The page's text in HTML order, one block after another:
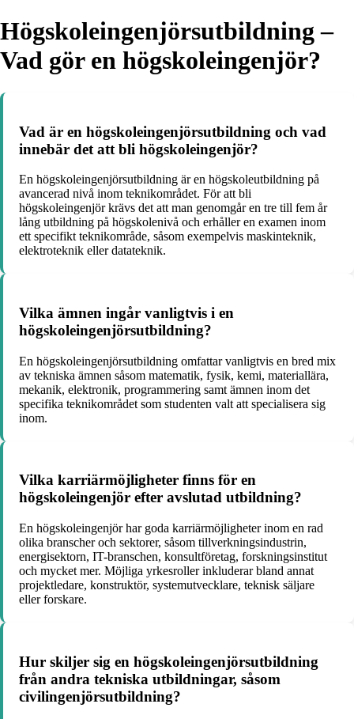
Högskoleingenjörsutbildning –
Vad gör en högskoleingenjör?
Vad är en högskoleingenjörsutbildning och vad
innebär det att bli högskoleingenjör?
En högskoleingenjörsutbildning är en högskoleutbildning på
avancerad nivå inom teknikområdet. För att bli
högskoleingenjör krävs det att man genomgår en tre till fem år
lång utbildning på högskolenivå och erhåller en examen inom
ett specifikt teknikområde, såsom exempelvis maskinteknik,
elektroteknik eller datateknik.
Vilka ämnen ingår vanligtvis i en
högskoleingenjörsutbildning?
En högskoleingenjörsutbildning omfattar vanligtvis en bred mix
av tekniska ämnen såsom matematik, fysik, kemi, materiallära,
mekanik, elektronik, programmering samt ämnen inom det
specifika teknikområdet som studenten valt att specialisera sig
inom.
Vilka karriärmöjligheter finns för en
högskoleingenjör efter avslutad utbildning?
En högskoleingenjör har goda karriärmöjligheter inom en rad
olika branscher och sektorer, såsom tillverkningsindustrin,
energisektorn, IT-branschen, konsultföretag, forskningsinstitut
och mycket mer. Möjliga yrkesroller inkluderar bland annat
projektledare, konstruktör, systemutvecklare, teknisk säljare
eller forskare.
Hur skiljer sig en högskoleingenjörsutbildning
från andra tekniska utbildningar, såsom
civilingenjörsutbildning?